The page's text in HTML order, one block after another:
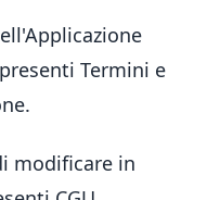
Termini e
modificare in